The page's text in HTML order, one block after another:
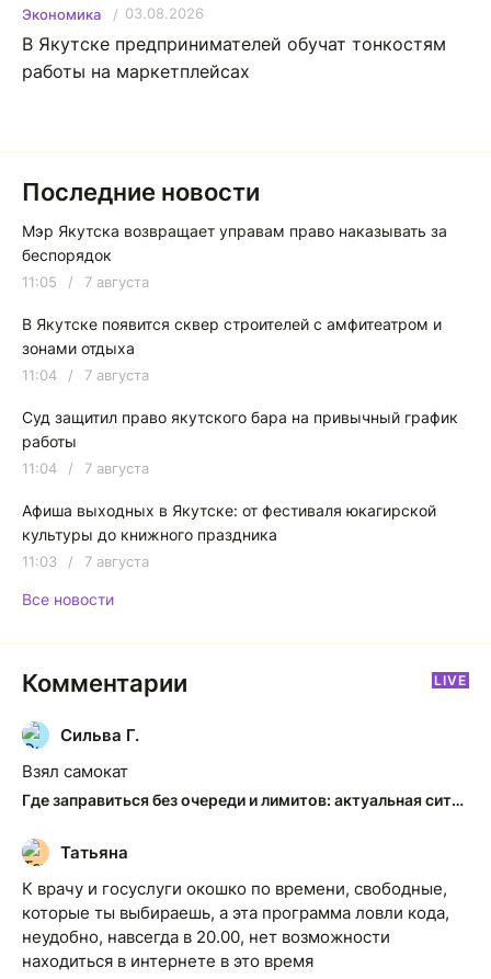
Экономика 03.08.2026
В Якутске предпринимателей обучат тонкостям
работы на маркетплейсах
Последние новости
Мэр Якутска возвращает управам право наказывать за
беспорядок
11:05 / 7 августа
В Якутске появится сквер строителей с амфитеатром и
зонами отдыха
11:04 / 7 августа
Суд защитил право якутского бара на привычный график
работы
11:04 / 7 августа
Афиша выходных в Якутске: от фестиваля юкагирской
культуры до книжного праздника
11:03 / 7 августа
Все новости
Комментарии LIVE
С
Сильва Г.
Взял самокат
Где заправиться без очереди и лимитов: актуальная ситуация на АЗС Якутска
Т
Татьяна
К врачу и госуслуги окошко по времени, свободные,
которые ты выбираешь, а эта программа ловли кода,
неудобно, навсегда в 20.00, нет возможности
находиться в интернете в это время